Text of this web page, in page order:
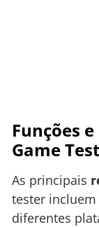
Funções
Game
As principais
tester incluem
diferentes